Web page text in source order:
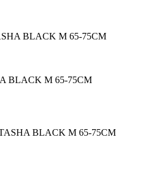
BLACK M 65-75CM